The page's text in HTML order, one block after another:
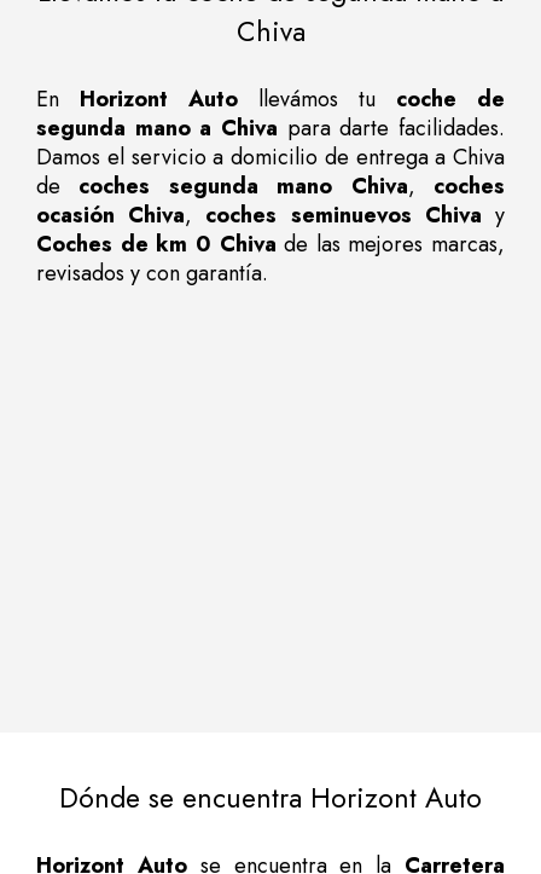
Chiva
En Horizont Auto llevámos tu coche de
segunda mano a Chiva para darte facilidades.
Damos el servicio a domicilio de entrega a Chiva
de coches segunda mano Chiva, coches
ocasión Chiva, coches seminuevos Chiva y
Coches de km 0 Chiva de las mejores marcas,
revisados y con garantía.
Dónde se encuentra Horizont Auto
Horizont Autose encuentra en la Carretera